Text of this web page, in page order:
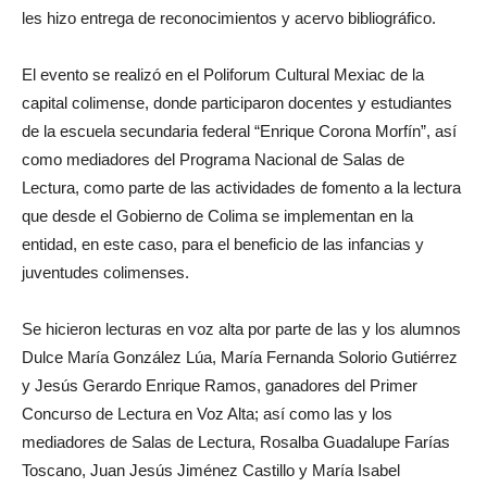
les hizo entrega de reconocimientos y acervo bibliográfico.
El evento se realizó en el Poliforum Cultural Mexiac de la
capital colimense, donde participaron docentes y estudiantes
de la escuela secundaria federal “Enrique Corona Morfín”, así
como mediadores del Programa Nacional de Salas de
Lectura, como parte de las actividades de fomento a la lectura
que desde el Gobierno de Colima se implementan en la
entidad, en este caso, para el beneficio de las infancias y
juventudes colimenses.
Se hicieron lecturas en voz alta por parte de las y los alumnos
Dulce María González Lúa, María Fernanda Solorio Gutiérrez
y Jesús Gerardo Enrique Ramos, ganadores del Primer
Concurso de Lectura en Voz Alta; así como las y los
mediadores de Salas de Lectura, Rosalba Guadalupe Farías
Toscano, Juan Jesús Jiménez Castillo y María Isabel